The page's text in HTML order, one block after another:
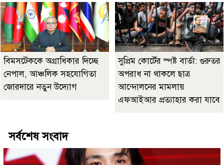
বিমসটেককে অগ্রাধিকার দিচ্ছে
নেপাল, আঞ্চলিক সহযোগিতা
জোরদারে নতুন উদ্যোগ
সুপ্রিম কোর্টের স্পষ্ট বার্তা: গুরুতর
অপরাধ না থাকলে ছাত্র
আন্দোলনের মামলায়
এফআইআর প্রত্যাহার করা যাবে
সর্বশেষ সংবাদ